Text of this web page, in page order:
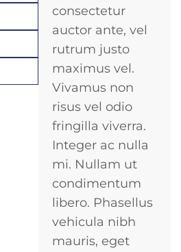
consectetur
auctor ante, vel
rutrum justo
maximus vel.
Vivamus non
risus vel odio
fringilla viverra.
Integer ac nulla
mi. Nullam ut
condimentum
libero. Phasellus
vehicula nibh
mauris, eget